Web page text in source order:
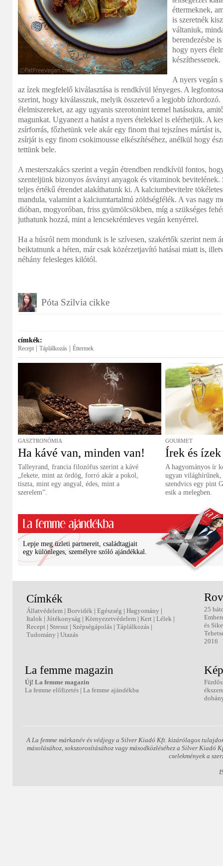
éttermeknek,
is szeretnék
váltaniuk,
berendezésbe
hogy nyers
készíthessenek.
A nyers vegán
az ízek megfelelő kiválasztása is rendkívül lényeges. A
szerint, hogy kiválasszuk, melyik összetevő a legjobb ízhordozó.
élelmiszereket, az agy ugyanis szerotonint termel hatásukra,
magunkat. Ugyanezt a hatást a nyers ételekkel is elérhetjük. A
zsírforrás, főzhetünk vele akár egy finom thai tejszínes mártást
zsírját is egy finom csokimousse elkészítéséhez, anélkül hogy
tettünk bele.
A mesterszakács szerint a vegán étrendben rendkívül fontos,
szenteljünk bizonyos ásványi anyagok és vitaminok bevitelének.
teljes értékű étrendet alakíthatunk ki. A kalciumbevitelre
mandula, valamint a kalciumtartalmú zöldségfélék. A vas nagy
dióban, mogyoróban, friss gyümölcsökben, míg a szükséges
juthatunk hozzá, mint a lencsekrémleves vegán kenyérrel.
Ha a húsról nem mondunk is le szívesen, szakértők szerint nem
beiktatnunk a héten, már csak közérzetjavító hatásai miatt is,
néhány felesleges kilótól.
Póta Szilvia cikke
címkék:
Recept Táplálkozás Éttermek
GASZTRONÓMIA
Ha kávé van, minden van!
Talleyrand, francia filozófus szerint a kávé
„fekete, mint az ördög, forró akár a pokol,
tiszta, mint egy angyal, édes, mint a
szerelem”.
GOURMET
Írek és ízek
A hagyományos ír
ugyan világhírűnek,
szendvics egy pint
esik a melegben.
Lepje meg üzleti partnereit, családtagjait
egy különleges, személyre szóló ajándékkal.
Címkék
Állatvédelem | Borvidék | Egészség | Hagyomány |
Italok | Jótékonyság | Környezetvédelem | Kert | Lélek |
Recept | Stressz | Szépségápolás | Táplálkozás |
Tudomány | Utazás
25
és
2016
La femme magazin
Új! La femme magazin
La femme előfizetés | La femme ajándékba
A La femme márkanév és védjegy a Silver Kiadó Kft. kizárólagos
másolásához, sokszorosításához vagy másodközléséhez a Silver
cselekmények a